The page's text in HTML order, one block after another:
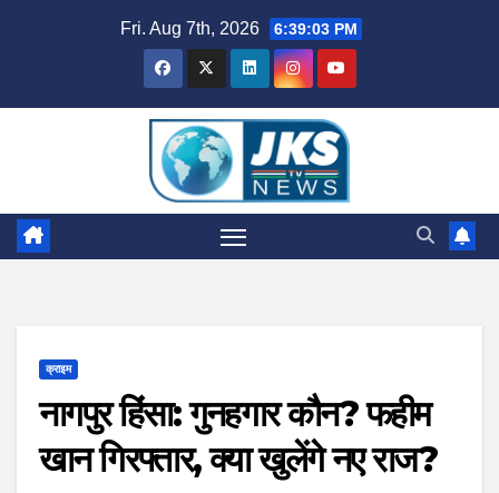
Fri. Aug 7th, 2026 6:39:04 PM
क्राइम
नागपुर हिंसा: गुनहगार कौन? फहीम
खान गिरफ्तार, क्या खुलेंगे नए राज?